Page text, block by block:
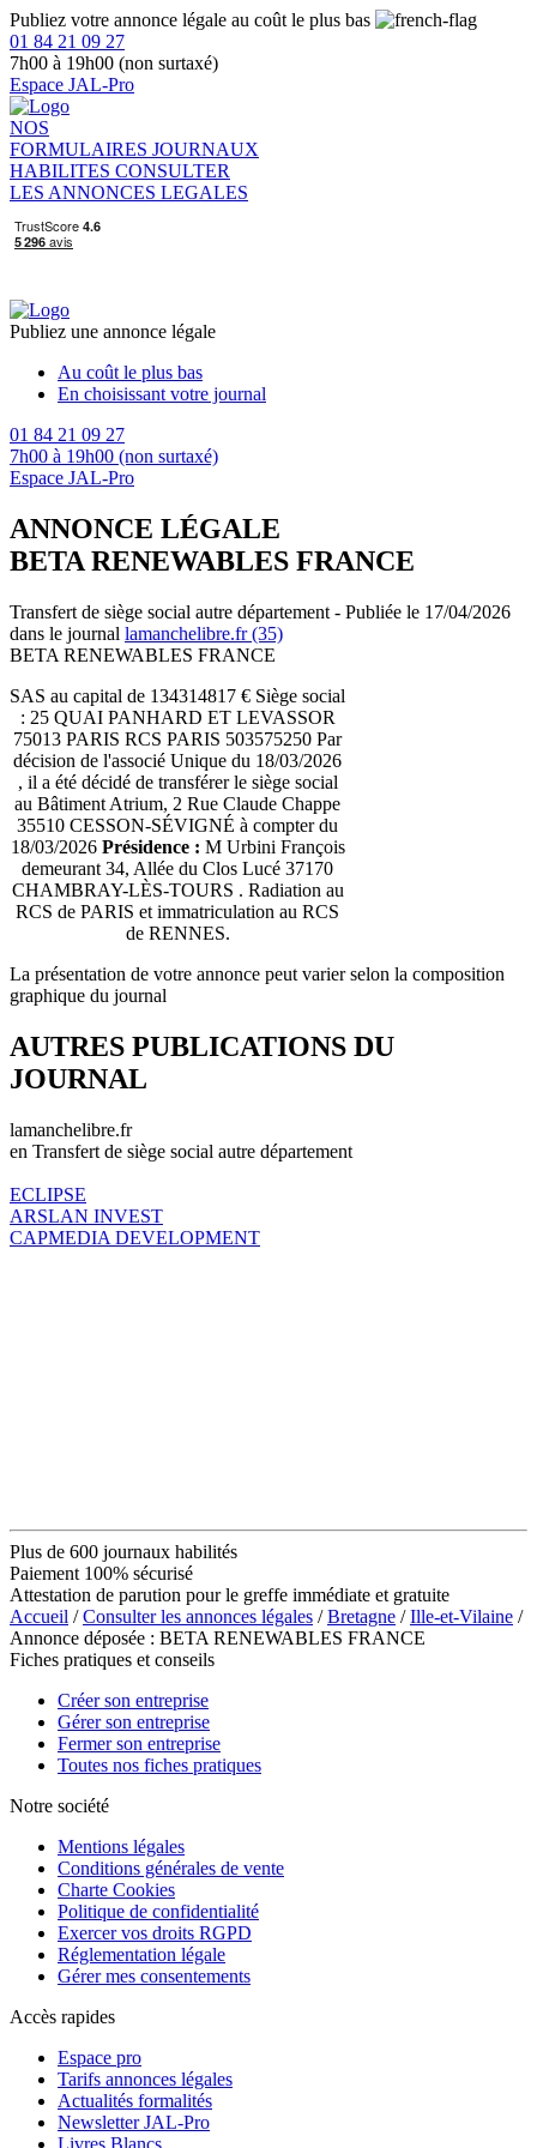
Publiez votre annonce légale au coût le plus bas
01 84 21 09 27
7h00 à 19h00 (non surtaxé)
Espace JAL-Pro
NOS
FORMULAIRES JOURNAUX
HABILITES CONSULTER
LES ANNONCES LEGALES
Publiez une annonce légale
Au coût le plus bas
En choisissant votre journal
01 84 21 09 27
7h00 à 19h00 (non surtaxé)
Espace JAL-Pro
ANNONCE LÉGALE
BETA RENEWABLES FRANCE
Transfert de siège social autre département - Publiée le 17/04/2026
dans le journal lamanchelibre.fr (35)
BETA RENEWABLES FRANCE
SAS au capital de 134314817 € Siège social
: 25 QUAI PANHARD ET LEVASSOR
75013 PARIS RCS PARIS 503575250 Par
décision de l'associé Unique du 18/03/2026
, il a été décidé de transférer le siège social
au Bâtiment Atrium, 2 Rue Claude Chappe
35510 CESSON-SÉVIGNÉ à compter du
18/03/2026 Présidence : M Urbini François
demeurant 34, Allée du Clos Lucé 37170
CHAMBRAY-LÈS-TOURS . Radiation au
RCS de PARIS et immatriculation au RCS
de RENNES.
La présentation de votre annonce peut varier selon la composition
graphique du journal
AUTRES PUBLICATIONS DU
JOURNAL
lamanchelibre.fr
en Transfert de siège social autre département
ECLIPSE
ARSLAN INVEST
CAPMEDIA DEVELOPMENT
Plus de 600 journaux habilités
Paiement 100% sécurisé
Attestation de parution pour le greffe immédiate et gratuite
Accueil /Consulter les annonces légales /Bretagne /Ille-et-Vilaine /
Annonce déposée : BETA RENEWABLES FRANCE
Fiches pratiques et conseils
Créer son entreprise
Gérer son entreprise
Fermer son entreprise
Toutes nos fiches pratiques
Notre société
Mentions légales
Conditions générales de vente
Charte Cookies
Politique de confidentialité
Exercer vos droits RGPD
Réglementation légale
Gérer mes consentements
Accès rapides
Espace pro
Tarifs annonces légales
Actualités formalités
Newsletter JAL-Pro
Livres Blancs